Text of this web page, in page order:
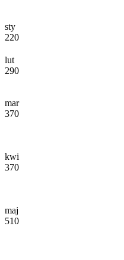
sty
220
lut
290
mar
370
kwi
370
maj
510